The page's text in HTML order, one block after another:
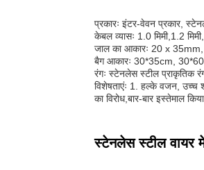
प्रकारः इंटर-वेवन प्रकार,
केबल व्यासः 1.0 मिमी,1.2
जाल का आकारः 20 x
बैग आकारः 30*35cm,
रंगः स्टेनलेस स्टील प्राकृतिक
विशेषताएंः 1. हल्के वजन, उच्च
का विरोध,बार-बार इस्तेमाल
स्टेनलेस स्टील वायर